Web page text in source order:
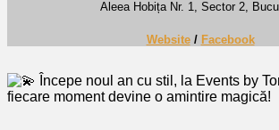
Aleea Hobița Nr. 1, Sector 2,
Website/ Facebook
Începe noul an cu stil, la Events by
fiecare moment devine o amintire magică!